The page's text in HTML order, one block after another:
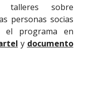
talleres sobre
personas socias
el programa en
y documento